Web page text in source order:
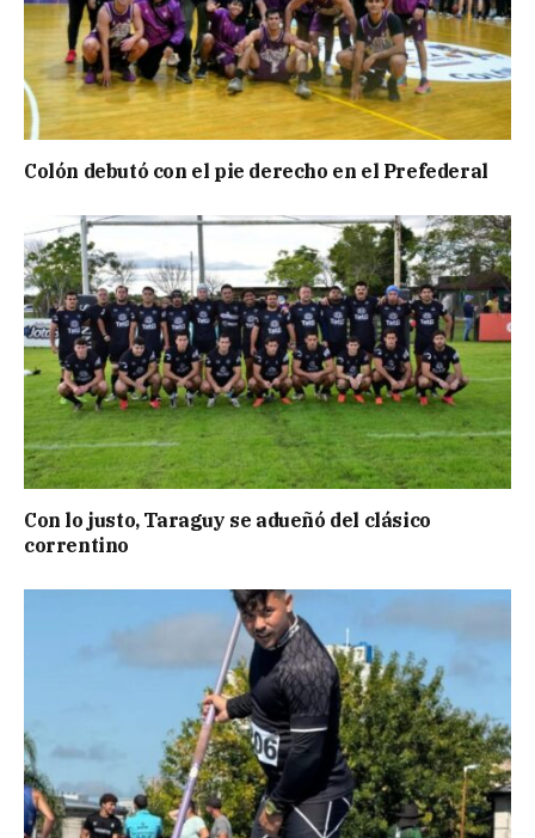
Colón debutó con el pie derecho en el Prefederal
Con lo justo, Taraguy se adueñó del clásico
correntino